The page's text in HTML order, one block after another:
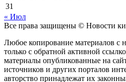
31
« Июл
Все права защищены © Новости
Любое копирование материалов с
только с обратной активной
материалы опубликованные на
источников и других порталов
авторство принадлежат их